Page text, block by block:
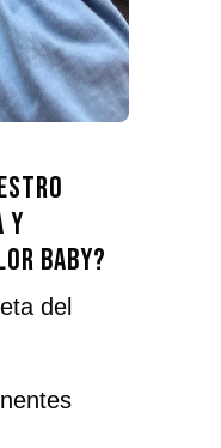
y
Baby?
del